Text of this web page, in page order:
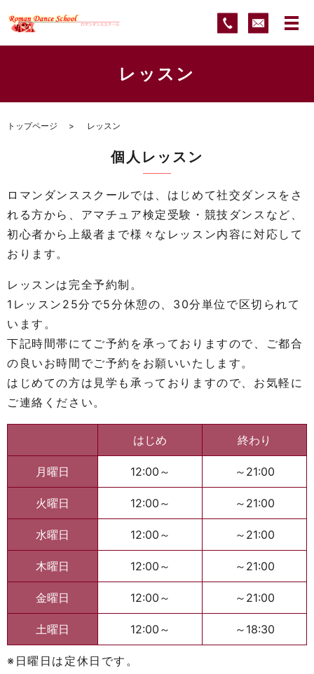
レッスン
トップページ レッスン
個人レッスン
ロマンダンススクールでは、はじめて社交ダンスをさ
れる方から、アマチュア検定受験・競技ダンスなど、
初心者から上級者まで様々なレッスン内容に対応して
おります。
レッスンは完全予約制。
1レッスン25分で5分休憩の、30分単位で区切られて
います。
下記時間帯にてご予約を承っておりますので、ご都合
の良いお時間でご予約をお願いいたします。
はじめての方は見学も承っておりますので、お気軽に
ご連絡ください。
はじめ 終わり
月曜日 12:00～ ～21:00
火曜日 12:00～ ～21:00
水曜日 12:00～ ～21:00
木曜日 12:00～ ～21:00
金曜日 12:00～ ～21:00
土曜日 12:00～ ～18:30
※日曜日は定休日です。